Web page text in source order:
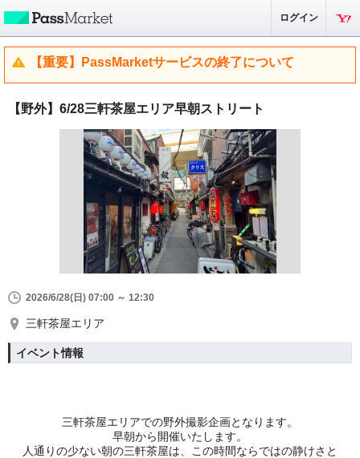
ログイン
【重要】PassMarketサービスの終了について
【野外】6/28三軒茶屋エリア早朝ストリート
2026/6/28(日) 07:00 ～ 12:30
三軒茶屋エリア
イベント情報
三軒茶屋エリアでの野外撮影企画となります。
早朝から開催いたします。
人通りの少ない朝の三軒茶屋は、この時間ならではの静けさと